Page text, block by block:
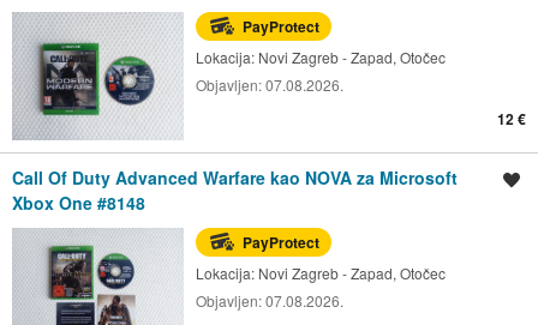
PayProtect
Lokacija: Novi Zagreb - Zapad, Otočec
Objavljen:07.08.2026.
12 €
Call Of Duty Advanced Warfare kao NOVA za Microsoft
Xbox One #8148
PayProtect
Lokacija: Novi Zagreb - Zapad, Otočec
Objavljen:07.08.2026.